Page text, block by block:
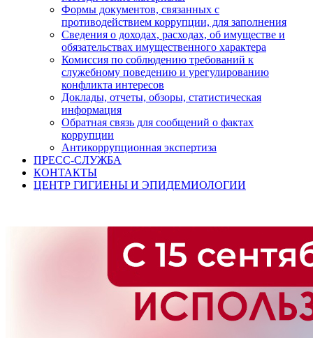
Формы документов, связанных с
противодействием коррупции, для заполнения
Сведения о доходах, расходах, об имуществе и
обязательствах имущественного характера
Комиссия по соблюдению требований к
служебному поведению и урегулированию
конфликта интересов
Доклады, отчеты, обзоры, статистическая
информация
Обратная связь для сообщений о фактах
коррупции
Антикоррупционная экспертиза
ПРЕСС-СЛУЖБА
КОНТАКТЫ
ЦЕНТР ГИГИЕНЫ И ЭПИДЕМИОЛОГИИ